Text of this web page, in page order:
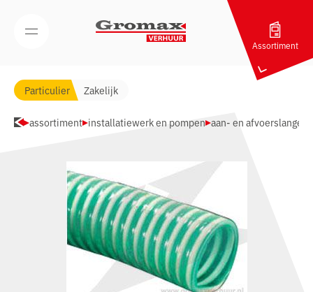
Open/Sluit mobiel menu
Assortiment
Particulier Zakelijk
assortiment installatiewerk en pompen aan- en afvoerslangen